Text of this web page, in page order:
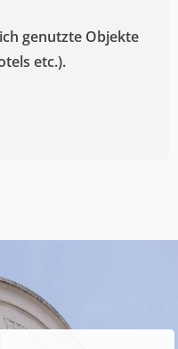
genutzte Objekte
etc.).